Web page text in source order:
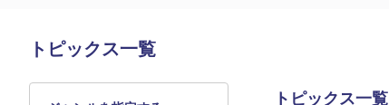
トピックス一覧
トピックス一覧